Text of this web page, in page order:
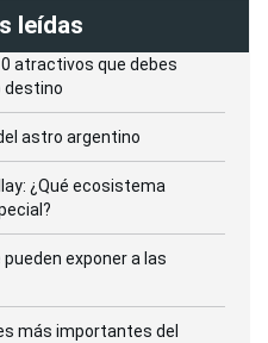
leídas
atractivos que debes
destino
astro argentino
¿Qué ecosistema
exponer a las
más importantes del